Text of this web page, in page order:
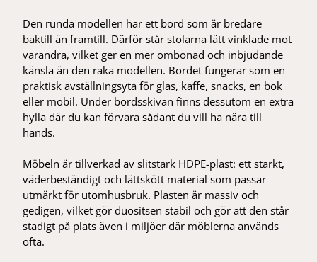
Den runda modellen har ett bord som är bredare
baktill än framtill. Därför står stolarna lätt vinklade mot
varandra, vilket ger en mer ombonad och inbjudande
känsla än den raka modellen. Bordet fungerar som en
praktisk avställningsyta för glas, kaffe, snacks, en bok
eller mobil. Under bordsskivan finns dessutom en extra
hylla där du kan förvara sådant du vill ha nära till
hands.
Möbeln är tillverkad av slitstark HDPE-plast: ett starkt,
väderbeständigt och lättskött material som passar
utmärkt för utomhusbruk. Plasten är massiv och
gedigen, vilket gör duositsen stabil och gör att den står
stadigt på plats även i miljöer där möblerna används
ofta.